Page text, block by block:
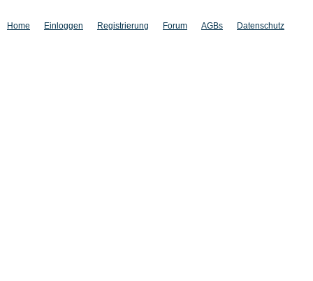
Home Einloggen Registrierung Forum AGBs Datenschutz